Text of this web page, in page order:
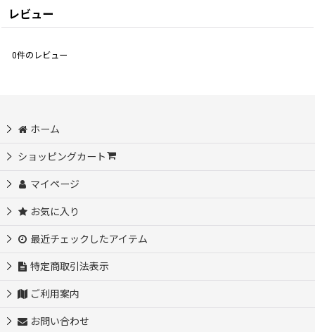
レビュー
0件のレビュー
ホーム
ショッピングカート
マイページ
お気に入り
最近チェックしたアイテム
特定商取引法表示
ご利用案内
お問い合わせ